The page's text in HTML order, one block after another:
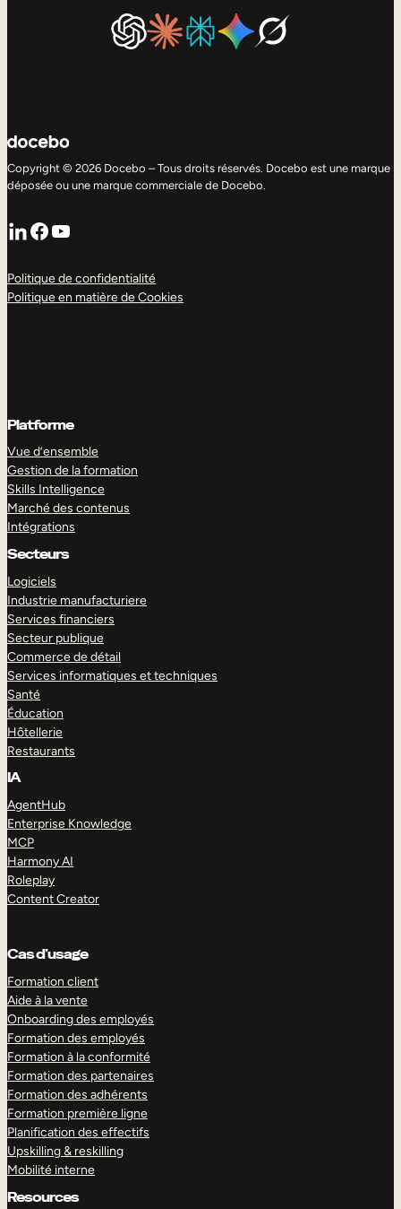
Copyright © 2026 Docebo – Tous droits réservés. Docebo est une marque
déposée ou une marque commerciale de Docebo.
LinkedIn
Facebook
YouTube
Politique de confidentialité
Politique en matière de Cookies
Platforme
Vue d’ensemble
Gestion de la formation
Skills Intelligence
Marché des contenus
Intégrations
Secteurs
Logiciels
Industrie manufacturiere
Services financiers
Secteur publique
Commerce de détail
Services informatiques et techniques
Santé
Éducation
Hôtellerie
Restaurants
IA
AgentHub
Enterprise Knowledge
MCP
Harmony AI
Roleplay
Content Creator
Cas d’usage
Formation client
Aide à la vente
Onboarding des employés
Formation des employés
Formation à la conformité
Formation des partenaires
Formation des adhérents
Formation première ligne
Planification des effectifs
Upskilling & reskilling
Mobilité interne
Resources